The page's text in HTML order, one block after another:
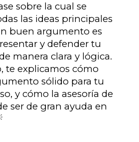
sobre la cual se
las ideas principales
buen argumento es
y defender tu
manera clara y lógica.
te explicamos cómo
sólido para tu
y cómo la asesoría de
ser de gran ayuda en